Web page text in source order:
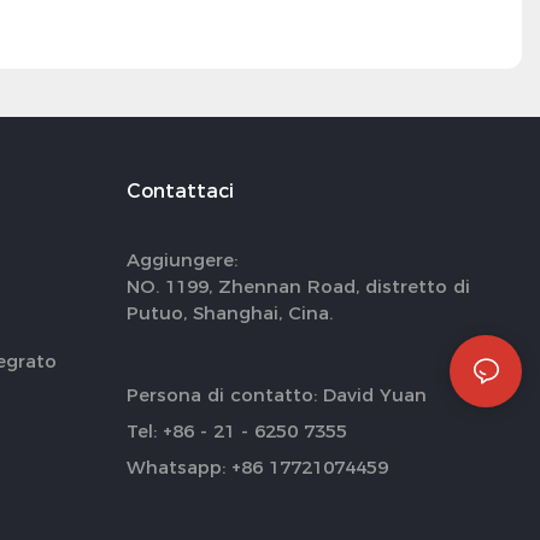
Contattaci
Aggiungere:
NO. 1199, Zhennan Road, distretto di
Putuo, Shanghai, Cina.
Persona di contatto: David Yuan
Tel: +86 - 21 - 6250 7355
Whatsapp: +86 17721074459